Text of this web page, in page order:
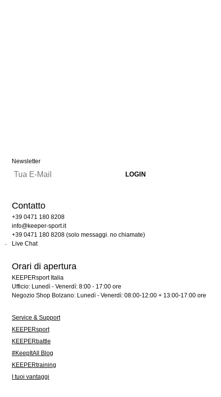
Newsletter
Contatto
+39 0471 180 8208
info@keeper-sport.it
+39 0471 180 8208 (solo messaggi. no chiamate)
Live Chat
Orari di apertura
KEEPERsport Italia
Ufficio: Lunedì - Venerdì: 8:00 - 17:00 ore
Negozio Shop Bolzano: Lunedì - Venerdì: 08:00-12:00 + 13:00-17:00 ore
Service & Support
KEEPERsport
KEEPERbattle
#KeepItAll Blog
KEEPERtraining
I tuoi vantaggi